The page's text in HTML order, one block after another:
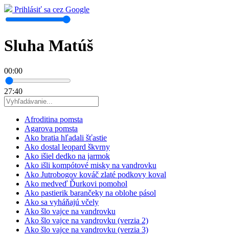
Prihlásiť sa cez Google
Sluha Matúš
00:00
27:40
Afroditina pomsta
Agarova pomsta
Ako bratia hľadali šťastie
Ako dostal leopard škvrny
Ako išiel dedko na jarmok
Ako išli kompótové misky na vandrovku
Ako Jutrobogov kováč zlaté podkovy koval
Ako medveď Ďurkovi pomohol
Ako pastierik barančeky na oblohe pásol
Ako sa vyháňajú včely
Ako šlo vajce na vandrovku
Ako šlo vajce na vandrovku (verzia 2)
Ako šlo vajce na vandrovku (verzia 3)